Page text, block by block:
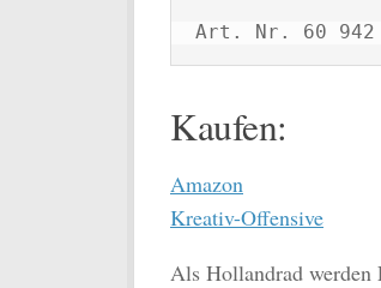
Art. Nr. 60 942
Kaufen:
Amazon
Kreativ-Offensive
Als Hollandrad werden